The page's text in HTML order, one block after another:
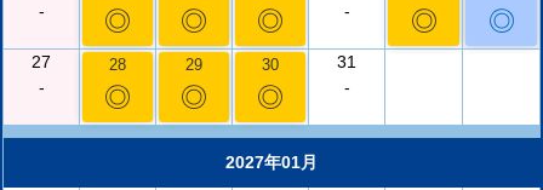
-
◎ ◎ ◎
-
◎ ◎
27
-
28
◎
29
◎
30
◎
31
-
2027年01月